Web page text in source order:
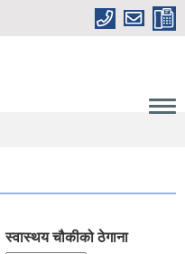
स्वास्थय चौकीको ठेगाना